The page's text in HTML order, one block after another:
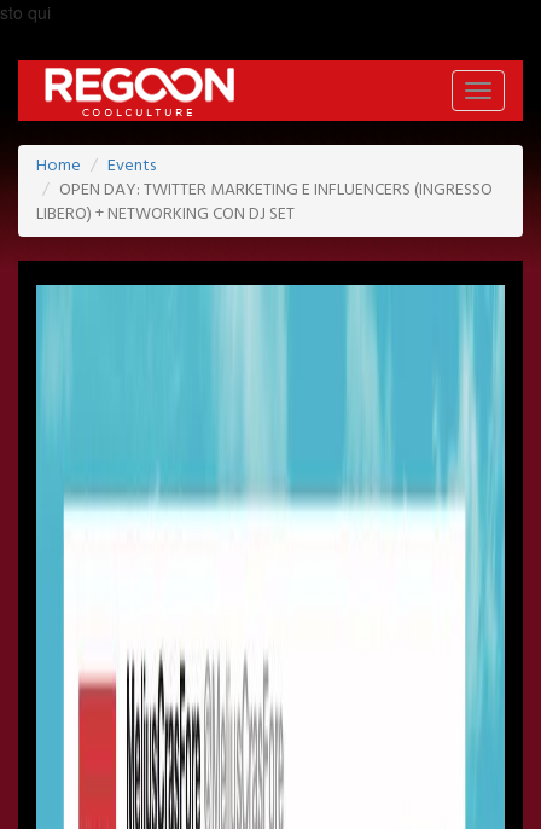
sto qui
Toggle
Home
Events
OPEN DAY: TWITTER MARKETING E INFLUENCERS (INGRESSO
LIBERO) + NETWORKING CON DJ SET